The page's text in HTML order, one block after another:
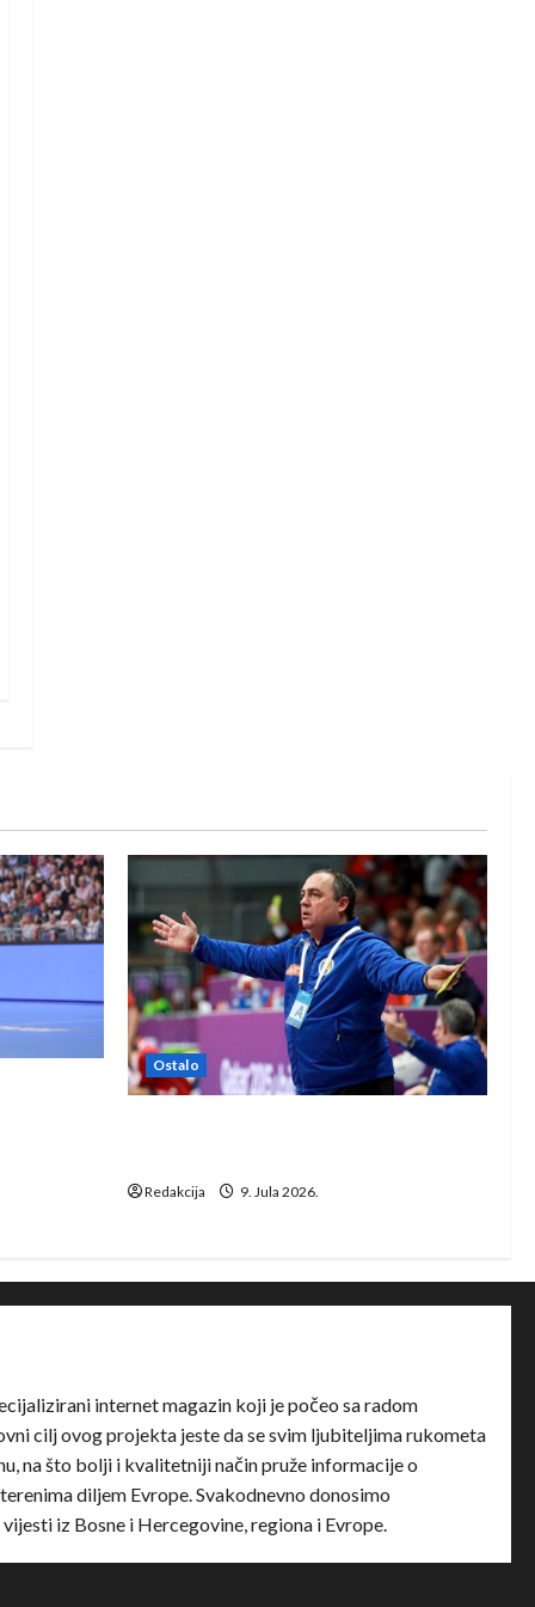
Ostalo
Redakcija 9. Jula 2026.
internet magazin koji je počeo sa radom
cilj ovog projekta jeste da se svim ljubiteljima rukometa
na što bolji i kvalitetniji način pruže informacije o
diljem Evrope. Svakodnevno donosimo
iz Bosne i Hercegovine, regiona i Evrope.